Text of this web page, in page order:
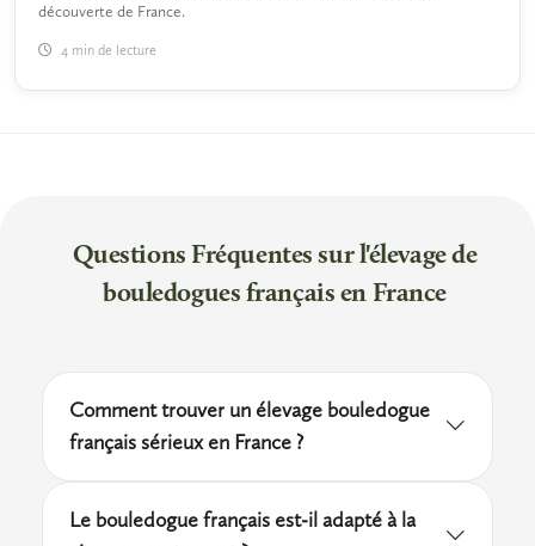
découverte de France.
4 min de lecture
Questions Fréquentes sur l'élevage de
bouledogues français en France
Comment trouver un élevage bouledogue
français sérieux en France ?
vers les membres des clubs de race affiliés à
Le bouledogue français est-il adapté à la